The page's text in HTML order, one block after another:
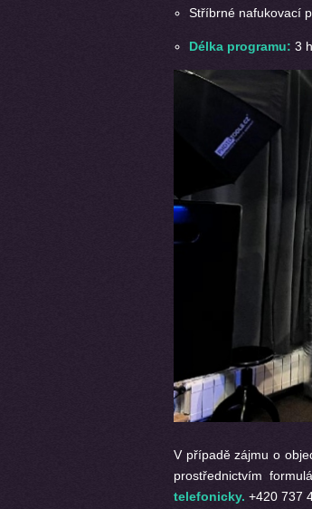
Stříbrné nafukovací
Délka programu: 3
V případě zájmu o
prostřednictvím
telefonicky. +420 737